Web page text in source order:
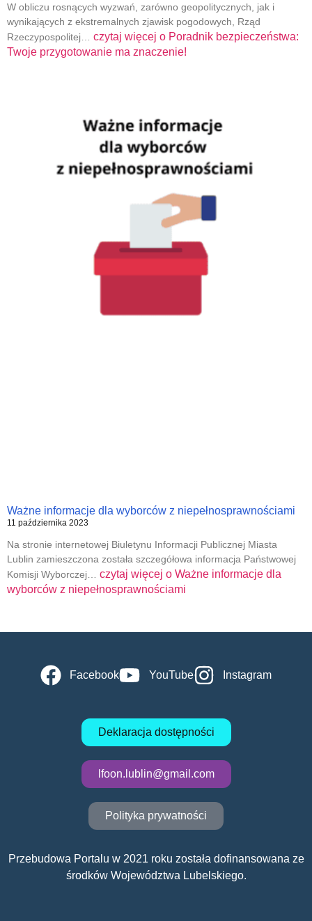
W obliczu rosnących wyzwań, zarówno geopolitycznych, jak i
wynikających z ekstremalnych zjawisk pogodowych, Rząd
Rzeczypospolitej… czytaj więcej o Poradnik bezpieczeństwa:
Twoje przygotowanie ma znaczenie!
Ważne informacje dla wyborców z niepełnosprawnościami
11 października 2023
Na stronie internetowej Biuletynu Informacji Publicznej Miasta
Lublin zamieszczona została szczegółowa informacja Państwowej
Komisji Wyborczej… czytaj więcej o Ważne informacje dla
wyborców z niepełnosprawnościami
Facebook YouTube Instagram
Deklaracja dostępności
lfoon.lublin@gmail.com
Polityka prywatności
Przebudowa Portalu w 2021 roku została dofinansowana ze
środków Województwa Lubelskiego.